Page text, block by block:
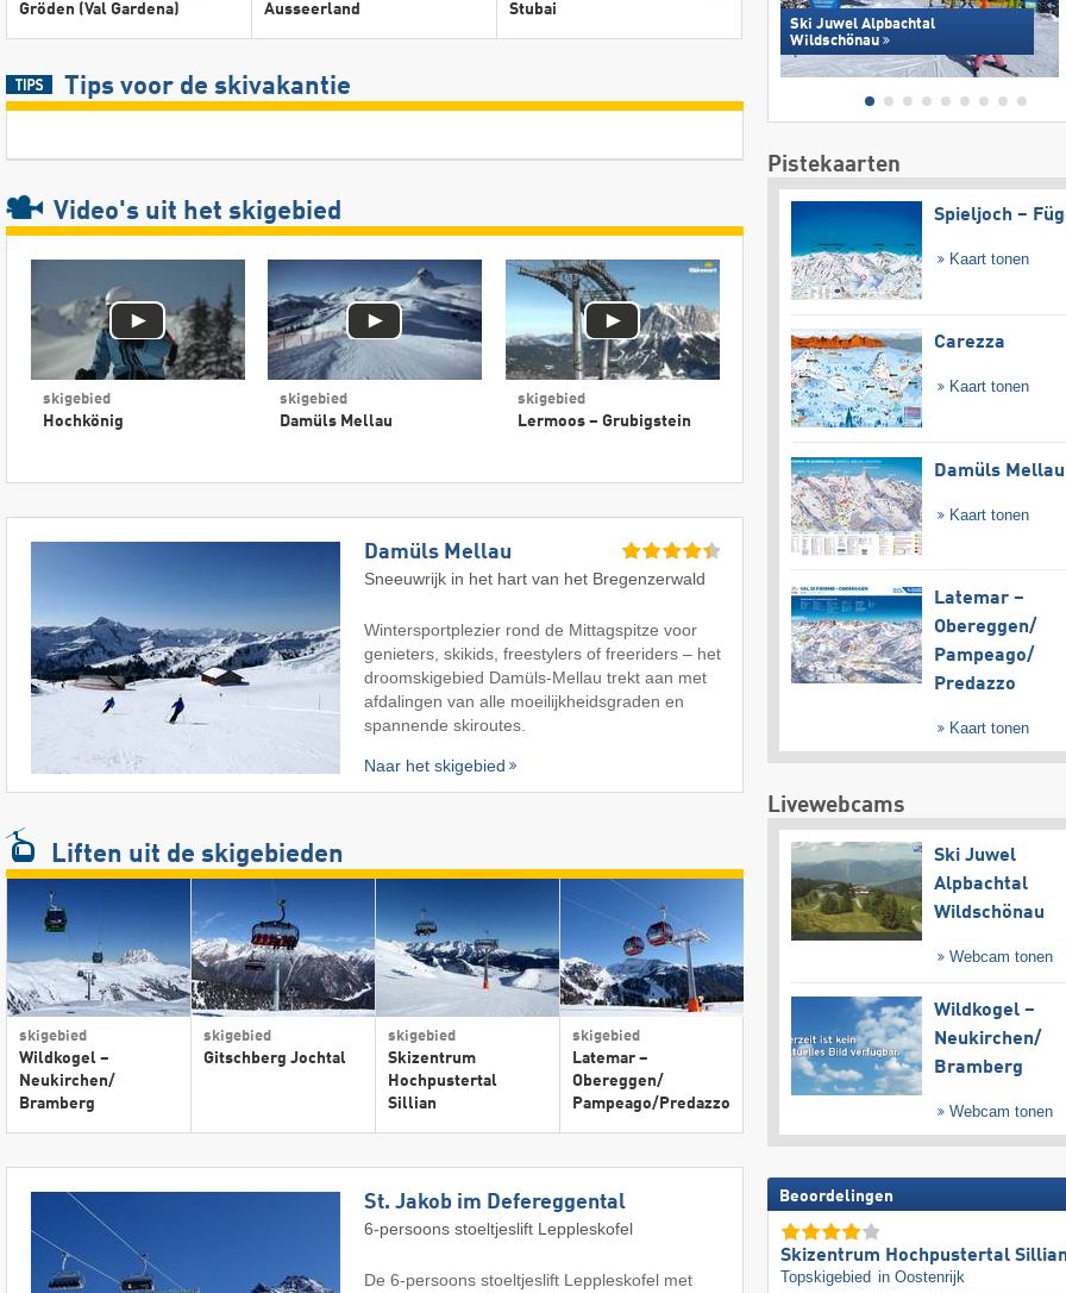
Gröden (Val Gardena) Ausseerland Stubai
Tips voor de skivakantie
Video's uit het skigebied
skigebied
Hochkönig
skigebied
Damüls Mellau
skigebied
Lermoos – Grubigstein
Damüls Mellau
Sneeuwrijk in het hart van het Bregenzerwald
Wintersportplezier rond de Mittagspitze voor
genieters, skikids, freestylers of freeriders – het
droomskigebied Damüls-Mellau trekt aan met
afdalingen van alle moeilijkheidsgraden en
spannende skiroutes.
Naar het skigebied
Liften uit de skigebieden
skigebied
Wildkogel –
Neukirchen/​
Bramberg
skigebied
Gitschberg Jochtal
skigebied
Skizentrum
Hochpustertal
Sillian
skigebied
Latemar –
Obereggen/​
Pampeago/​Predazzo
St. Jakob im Defereggental
6-persoons stoeltjeslift Leppleskofel
De 6-persoons stoeltjeslift Leppleskofel met
Ski Juwel Alpbachtal
Wildschönau
Pistekaarten
Spieljoch –
Kaart tonen
Carezza
Kaart tonen
Damüls Mellau
Kaart tonen
Latemar –
Obereggen/​
Pampeago/​
Predazzo
Kaart tonen
Livewebcams
Ski Juwel
Alpbachtal
Wildschönau
Webcam tonen
Wildkogel –
Neukirchen/​
Bramberg
Webcam tonen
Beoordelingen
Skizentrum Hochpustertal
Topskigebied in Oostenrijk